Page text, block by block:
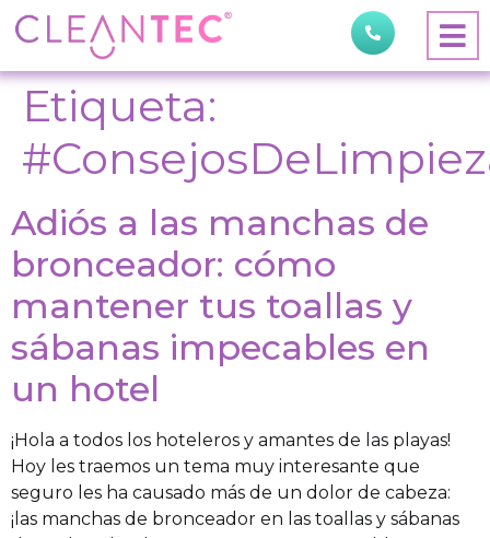
Etiqueta:
Adiós a las manchas de
bronceador: cómo
mantener tus toallas y
sábanas impecables en
un hotel
¡Hola a todos los hoteleros y amantes de las playas!
Hoy les traemos un tema muy interesante que
seguro les ha causado más de un dolor de cabeza:
¡las manchas de bronceador en las toallas y sábanas